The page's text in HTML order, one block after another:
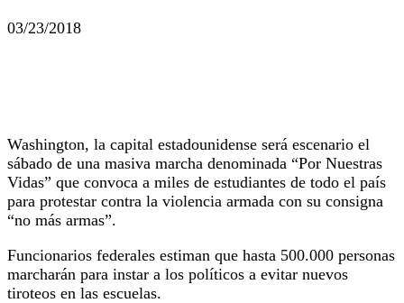
03/23/2018
Washington, la capital estadounidense será escenario el
sábado de una masiva marcha denominada “Por Nuestras
Vidas” que convoca a miles de estudiantes de todo el país
para protestar contra la violencia armada con su consigna
“no más armas”.
Funcionarios federales estiman que hasta 500.000 personas
marcharán para instar a los políticos a evitar nuevos
tiroteos en las escuelas.